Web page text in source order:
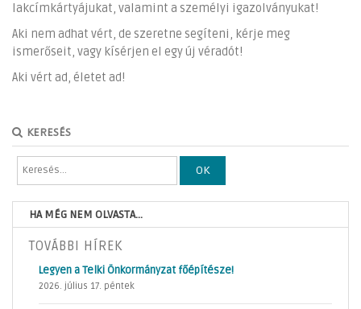
lakcímkártyájukat, valamint a személyi igazolványukat!
Aki nem adhat vért, de szeretne segíteni, kérje meg
ismerőseit, vagy kísérjen el egy új véradót!
Aki vért ad, életet ad!
KERESÉS
OK
HA MÉG NEM OLVASTA...
TOVÁBBI HÍREK
Legyen a Telki Önkormányzat főépítésze!
2026. július 17. péntek